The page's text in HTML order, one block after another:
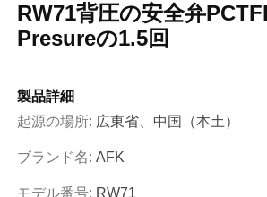
RW71背圧の安全弁
Presureの1.5回
製品詳細
起源の場所: 広東省、中国（本土）
ブランド名: AFK
モデル番号: RW71